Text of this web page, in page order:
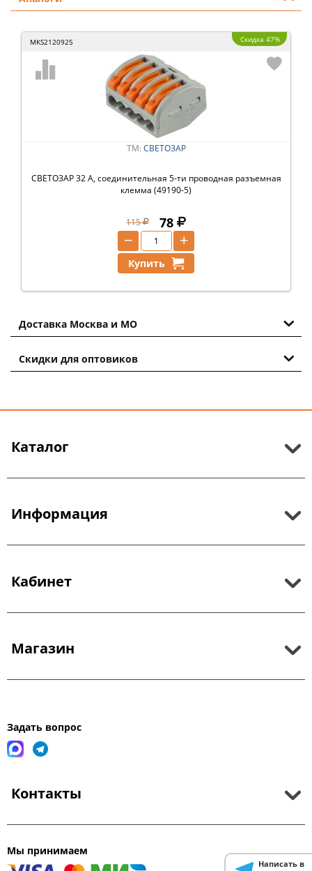
MKS2120925 Скидка 47%
ТМ: СВЕТОЗАР
СВЕТОЗАР 32 А, соединительная 5-ти проводная разъемная
клемма (49190-5)
115 78
+
−
Купить
Доставка Москва и МО
Скидки для оптовиков
Каталог
Информация
Кабинет
Магазин
Задать вопрос
Контакты
Мы принимаем
Написать в